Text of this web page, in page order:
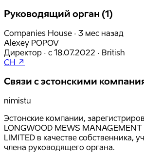
Руководящий орган (1)
Companies House · 3 мес назад
Alexey POPOV
Директор · с 18.07.2022 · British
CH ↗
Связи с эстонскими
nimistu
Эстонские компании,
LONGWOOD MEWS MANAGEMENT
LIMITED в качестве собственника,
члена руководящего органа.